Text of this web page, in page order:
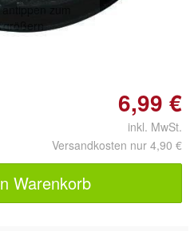
antippen zum
6,99 €
inkl. MwSt.
Versandkosten nur 4,90 €
Warenkorb